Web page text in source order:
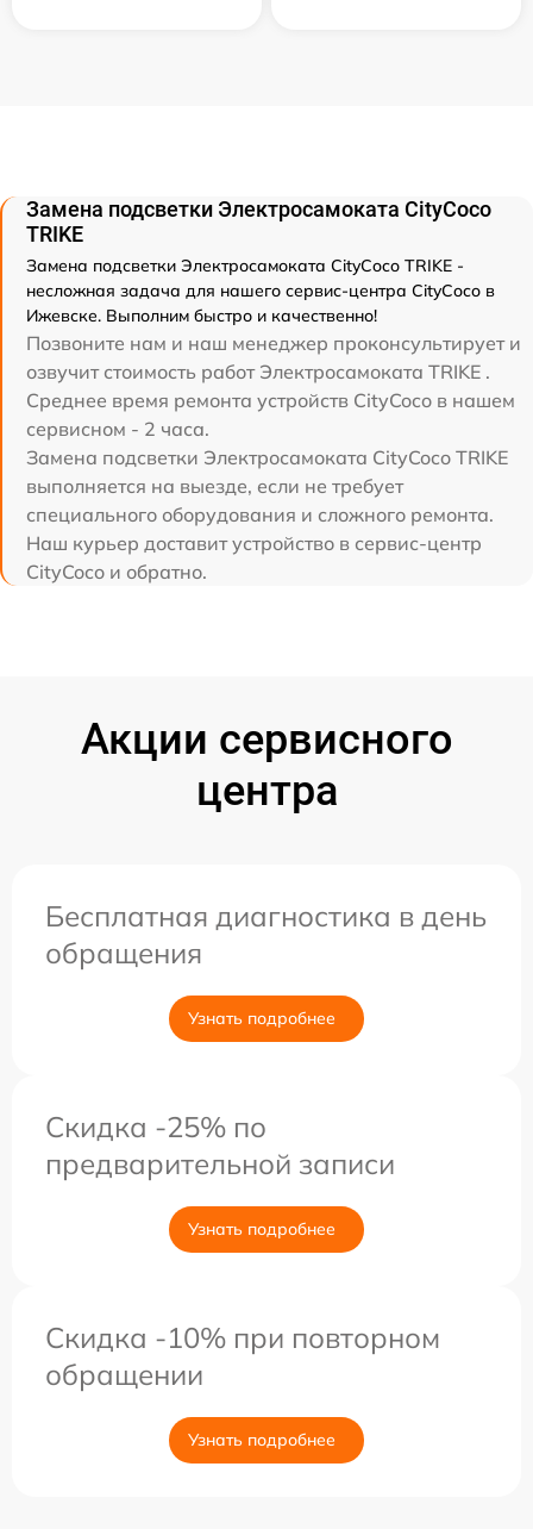
Замена подсветки Электросамоката CityCoco
TRIKE
Замена подсветки Электросамоката CityCoco TRIKE -
несложная задача для нашего сервис-центра CityCoco в
Ижевске. Выполним быстро и качественно!
Позвоните нам и наш менеджер проконсультирует и
озвучит стоимость работ Электросамоката TRIKE .
Среднее время ремонта устройств CityCoco в нашем
сервисном - 2 часа.
Замена подсветки Электросамоката CityCoco TRIKE
выполняется на выезде, если не требует
специального оборудования и сложного ремонта.
Наш курьер доставит устройство в сервис-центр
CityCoco и обратно.
Акции сервисного
центра
Бесплатная диагностика в день
обращения
Узнать подробнее
Скидка -25% по
предварительной записи
Узнать подробнее
Скидка -10% при повторном
обращении
Узнать подробнее